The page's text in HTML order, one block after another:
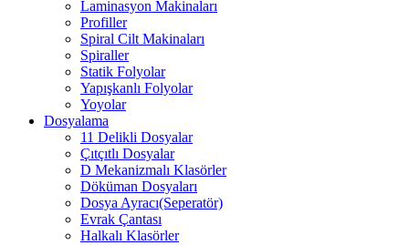
Laminasyon Makinaları
Profiller
Spiral Cilt Makinaları
Spiraller
Statik Folyolar
Yapışkanlı Folyolar
Yoyolar
Dosyalama
11 Delikli Dosyalar
Çıtçıtlı Dosyalar
D Mekanizmalı Klasörler
Döküman Dosyaları
Dosya Ayracı(Seperatör)
Evrak Çantası
Halkalı Klasörler